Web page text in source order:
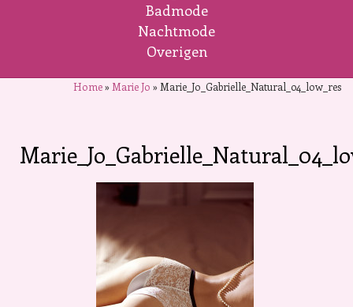
Badmode
Nachtmode
Overigen
Home» Marie Jo » Marie_Jo_Gabrielle_Natural_04_low_res